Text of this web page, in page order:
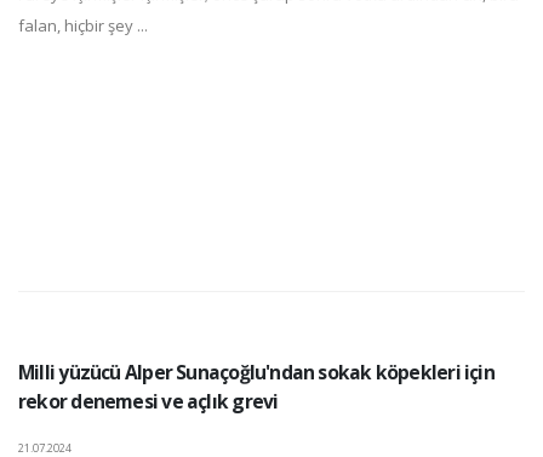
falan, hiçbir şey ...
Milli yüzücü Alper Sunaçoğlu'ndan sokak köpekleri için
rekor denemesi ve açlık grevi
21.07.2024